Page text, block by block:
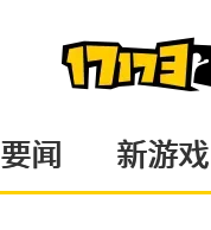
要闻 新游戏